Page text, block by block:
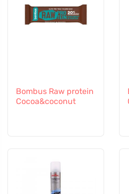
Bombus Raw protein
Cocoa&coconut